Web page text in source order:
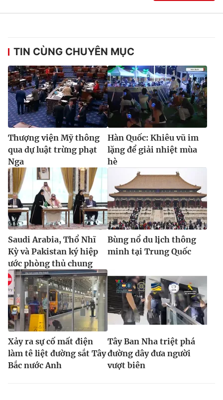
TIN CÙNG CHUYÊN MỤC
Thượng viện Mỹ thông
qua dự luật trừng phạt
Nga
Hàn Quốc: Khiêu vũ im
lặng để giải nhiệt mùa
hè
Saudi Arabia, Thổ Nhĩ
Kỳ và Pakistan ký hiệp
ước phòng thủ chung
Bùng nổ du lịch thông
minh tại Trung Quốc
Xảy ra sự cố mất điện
làm tê liệt đường sắt Tây
Bắc nước Anh
Tây Ban Nha triệt phá
đường dây đưa người
vượt biên